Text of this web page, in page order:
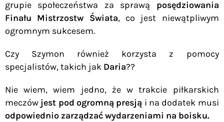
grupie społeczeństwa za sprawą posędziowania
Finału Mistrzostw Świata, co jest niewątpliwym
ogromnym sukcesem.
Czy Szymon również korzysta z pomocy
specjalistów, takich jak Daria??
Nie wiem, wiem jedno, że w trakcie piłkarskich
meczów jest pod ogromną presją i na dodatek musi
odpowiednio zarządzać wydarzeniami na boisku.